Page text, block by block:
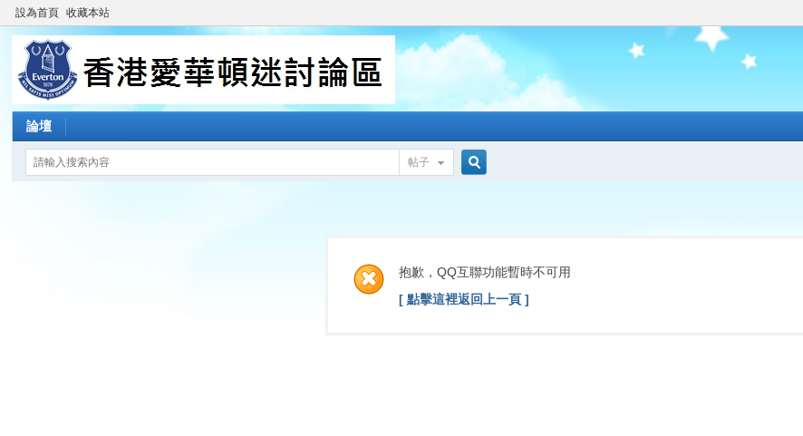
設為首頁 收藏本站
論壇
帖子
索
抱歉，QQ互聯功能暫時不可用
[ 點擊這裡返回上一頁 ]